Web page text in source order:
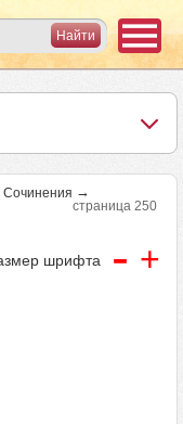
Сочинения →
страница 250
шрифта - +